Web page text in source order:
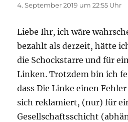
4. September 2019 um 22:55 Uhr
Liebe Ihr, ich wäre
bezahlt als derzeit, hätte
die Schockstarre und für
Linken. Trotzdem bin ich
dass Die Linke einen
sich reklamiert, (nur) für
Gesellschaftsschicht